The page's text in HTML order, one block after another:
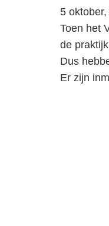
5
Toen het
de
Dus
Er zijn